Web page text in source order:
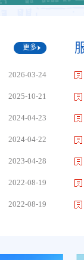
表填报的
更多
2026-03-24
2025-10-21
2024-04-23
2024-04-22
2023-04-28
2022-08-19
2022-08-19